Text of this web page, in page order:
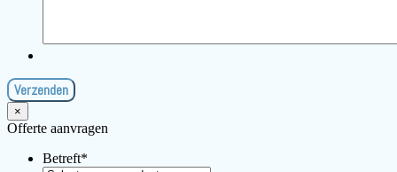
×
Offerte aanvragen
Betreft*